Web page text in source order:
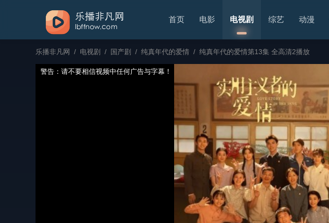
首页 电影 电视剧 综艺 动漫
乐播非凡网 / 电视剧 / 国产剧 / 纯真年代的爱情 / 纯真年代的爱情第13集 全高清2播放
警告：请不要相信视频中任何广告与字幕！